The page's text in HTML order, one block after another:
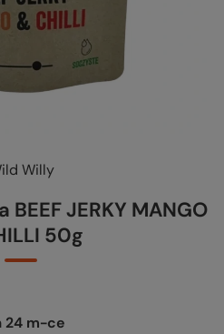
Willy
BEEF JERKY MANGO
50g
24 m-ce